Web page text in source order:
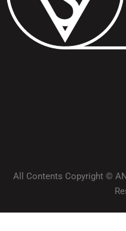
All Contents Copyright ©